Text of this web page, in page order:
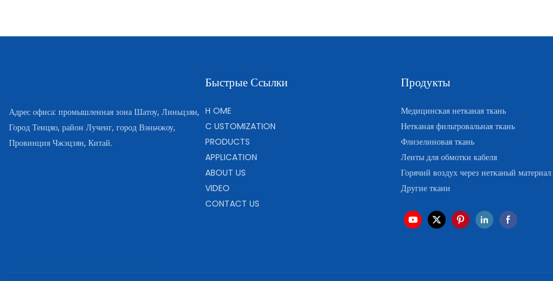
Адрес офиса: промышленная зона Шатоу, Линьцзян,
Город Тенцяо, район Лученг, город Вэньчжоу,
Провинция Чжэцзян, Китай.
Быстрые Ссылки
H OME
C USTOMIZATION
PRODUCTS
APPLICATION
ABOUT US
VIDEO
CONTACT US
Продукты
Медицинская нетканая ткань
Нетканая фильтровальная ткань
Флизелиновая ткань
Ленты для обмотки кабеля
Горячий воздух через нетканый материал
Другие ткани